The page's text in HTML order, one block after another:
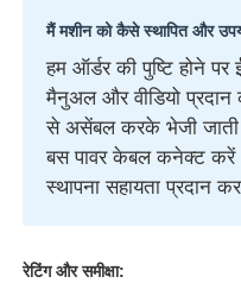
मैं मशीन को कैसे स्थापित और
हम ऑर्डर की पुष्टि होने
मैनुअल और वीडियो
से असेंबल करके भेजी
बस पावर केबल कनेक्ट
स्थापना सहायता प्रदान
रेटिंग और समीक्षा: